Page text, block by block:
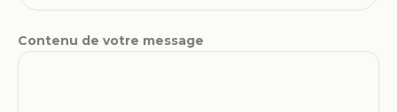
Contenu de votre message